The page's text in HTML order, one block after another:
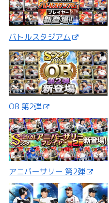
バトルスタジアム
OB 第2弾
アニバーサリー 第2弾